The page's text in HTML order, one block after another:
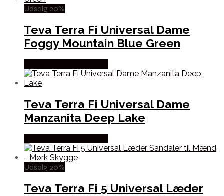
Udsalg 20%
Teva Terra Fi Universal Dame
Foggy Mountain Blue Green
Teva Terra Fi Universal Dame
Manzanita Deep Lake
Udsalg 20%
Teva Terra Fi 5 Universal Læder